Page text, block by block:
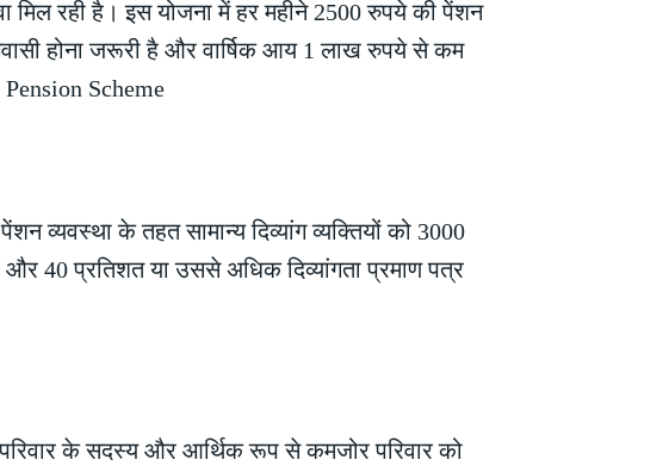
मिल रही है। इस योजना में हर महीने 2500 रुपये की पेंशन
होना जरूरी है और वार्षिक आय 1 लाख रुपये से कम
Scheme
व्यवस्था के तहत सामान्य दिव्यांग व्यक्तियों को 3000
और 40 प्रतिशत या उससे अधिक दिव्यांगता प्रमाण पत्र
के सदस्य और आर्थिक रूप से कमजोर परिवार को